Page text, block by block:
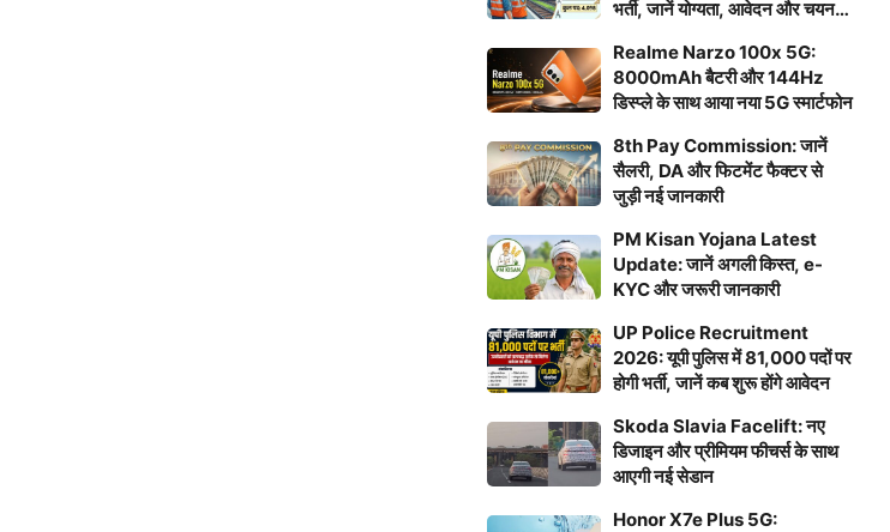
भर्ती, जानें योग्यता, आवेदन और चयन
Realme Narzo 100x 5G:
8000mAh बैटरी और 144Hz
डिस्प्ले के साथ आया नया 5G स्मार्टफोन
8th Pay Commission: जानें
सैलरी, DA और फिटमेंट फैक्टर से
जुड़ी नई जानकारी
PM Kisan Yojana Latest
Update: जानें अगली किस्त, e-
KYC और जरूरी जानकारी
UP Police Recruitment
2026: यूपी पुलिस में 81,000 पदों पर
होगी भर्ती, जानें कब शुरू होंगे आवेदन
Skoda Slavia Facelift: नए
डिजाइन और प्रीमियम फीचर्स के साथ
आएगी नई सेडान
Honor X7e Plus 5G: